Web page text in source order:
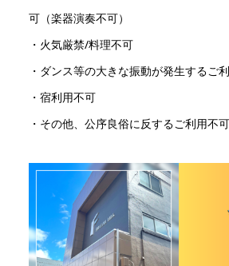
可（楽器演奏不可）
・火気厳禁/料理不可
・ダンス等の大きな振動が発生するご
・宿利用不可
・その他、公序良俗に反するご利用不可